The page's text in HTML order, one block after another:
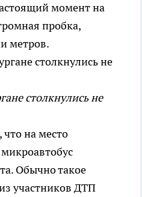
момент на
пробка,
метров.
столкнулись не
на место
Обычно такое
участников ДТП